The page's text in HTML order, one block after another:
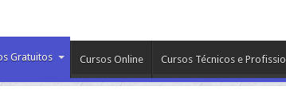
Gratuitos Cursos Online Cursos Técnicos e